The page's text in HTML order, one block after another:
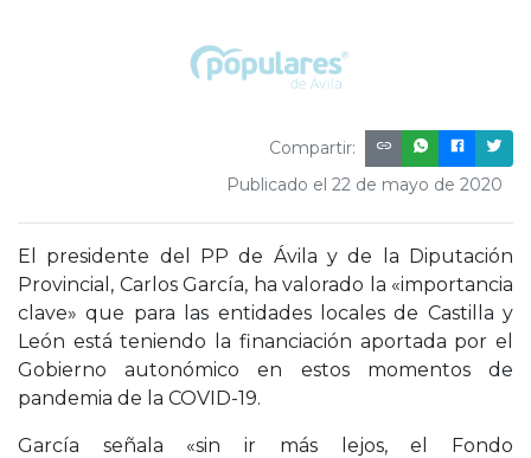
Compartir:
Publicado el 22 de mayo de 2020
El presidente del PP de Ávila y de la Diputación
Provincial, Carlos García, ha valorado la «importancia
clave» que para las entidades locales de Castilla y
León está teniendo la financiación aportada por el
Gobierno autonómico en estos momentos de
pandemia de la COVID-19.
García señala «sin ir más lejos, el Fondo